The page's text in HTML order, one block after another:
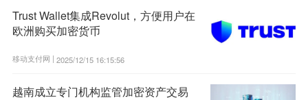
Trust Wallet集成Revolut，方便用户在
欧洲购买加密货币
移动支付网 | 2025/12/15 16:15:56
越南成立专门机构监管加密资产交易